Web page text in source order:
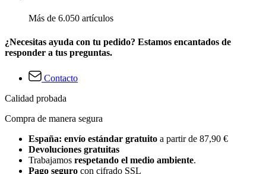
Más de 6.050 artículos
¿Necesitas ayuda con tu pedido? Estamos encantados de
responder a tus preguntas.
Contacto
Calidad probada
Compra de manera segura
España: envío estándar gratuito a partir de 87,90 €
Devoluciones gratuitas
Trabajamos respetando el medio ambiente.
Pago seguro con cifrado SSL